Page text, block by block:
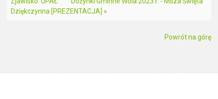
Dziękczynna [PREZENTACJA] »
Powrót na górę